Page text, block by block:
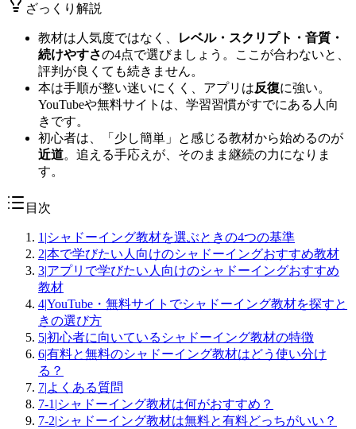
ざっくり解説
教材は人気度ではなく、
レベル・スクリプト・音質・
続けやすさの4点で選びましょう。ここが合わないと、
評判が良くても続きません。
本は手順が整い迷いにくく、アプリは反復に強い。
YouTubeや無料サイトは、学習習慣がすでにある人向
きです。
初心者は、「少し簡単」と感じる教材から始めるのが
近道。追える手応えが、そのまま継続の力になりま
す。
目次
1 |シャドーイング教材を選ぶときの4つの基準
2|本で学びたい人向けのシャドーイングおすすめ教材
3|アプリで学びたい人向けのシャドーイングおすすめ
教材
4|YouTube・無料サイトでシャドーイング教材を探すと
きの選び方
5|初心者に向いているシャドーイング教材の特徴
6|有料と無料のシャドーイング教材はどう使い分け
る？
7|よくある質問
7-1 |シャドーイング教材は何がおすすめ？
7-2|シャドーイング教材は無料と有料どっちがいい？